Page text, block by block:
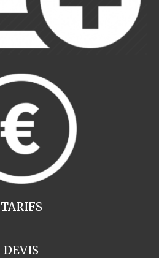
TARIFS
DEVIS